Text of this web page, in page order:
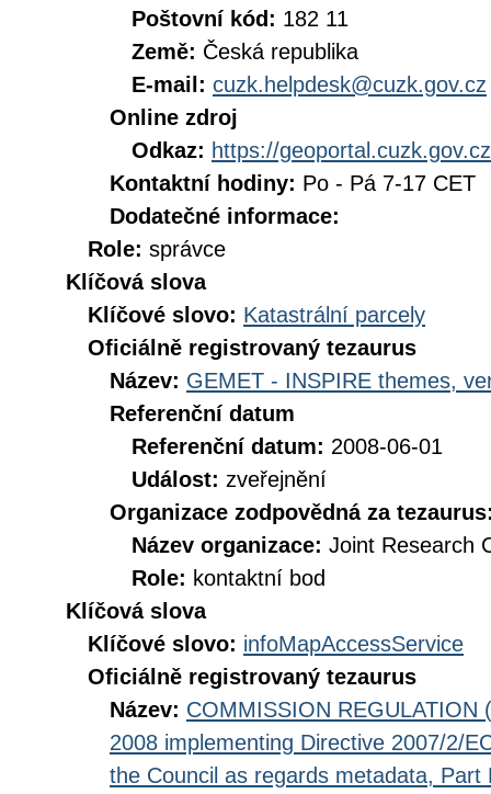
Poštovní kód: 182 11
Země: Česká republika
E-mail: cuzk.helpdesk@cuzk.gov.cz
Online zdroj
Odkaz: https://geoportal.cuzk.gov.cz
Kontaktní hodiny: Po - Pá 7-17 CET
Dodatečné informace:
Role: správce
Klíčová slova
Klíčové slovo: Katastrální parcely
Oficiálně registrovaný tezaurus
Název: GEMET - INSPIRE themes,
Referenční datum
Referenční datum: 2008-06-01
Událost: zveřejnění
Organizace zodpovědná za
Název organizace: Joint Research
Role: kontaktní bod
Klíčová slova
Klíčové slovo: infoMapAccessService
Oficiálně registrovaný tezaurus
Název: COMMISSION REGULATION
2008 implementing Directive 2007/2/
the Council as regards metadata,